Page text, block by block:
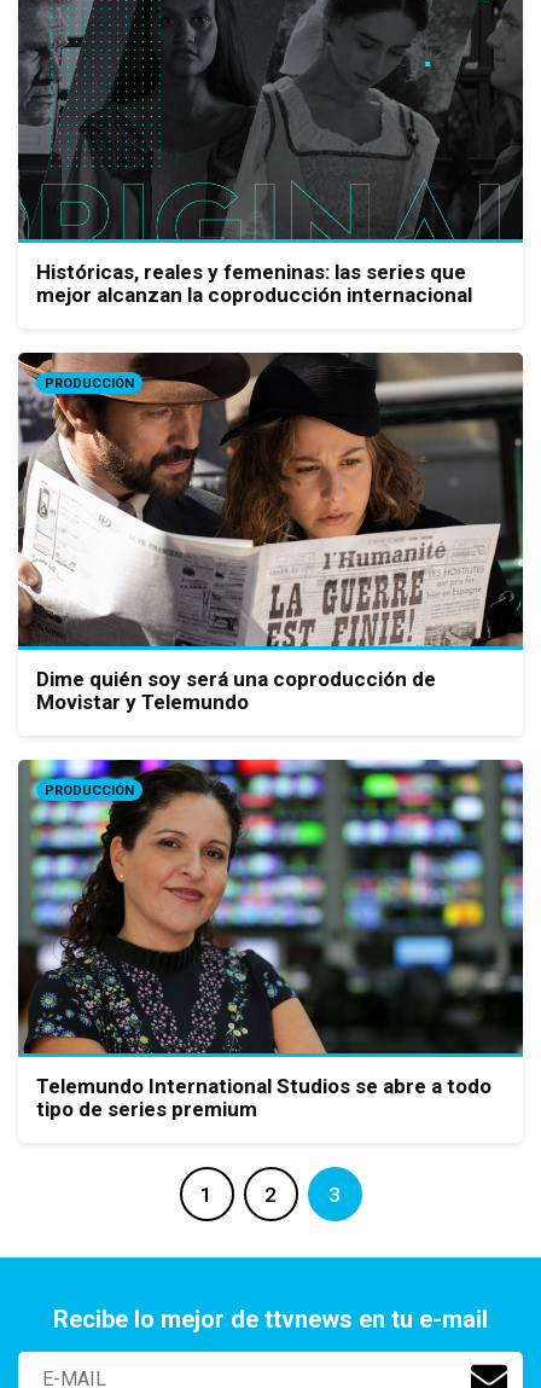
Históricas, reales y femeninas: las series que
mejor alcanzan la coproducción internacional
PRODUCCIÓN
Dime quién soy será una coproducción de
Movistar y Telemundo
PRODUCCIÓN
Telemundo International Studios se abre a todo
tipo de series premium
1 2 3
Recibe lo mejor de ttvnews en tu e-mail